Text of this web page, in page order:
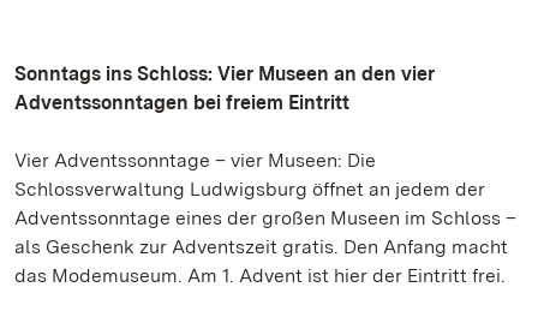
Sonntags ins Schloss: Vier Museen an den vier
Adventssonntagen bei freiem Eintritt
Vier Adventssonntage – vier Museen: Die
Schlossverwaltung Ludwigsburg öffnet an jedem der
Adventssonntage eines der großen Museen im Schloss –
als Geschenk zur Adventszeit gratis. Den Anfang macht
das Modemuseum. Am 1. Advent ist hier der Eintritt frei.